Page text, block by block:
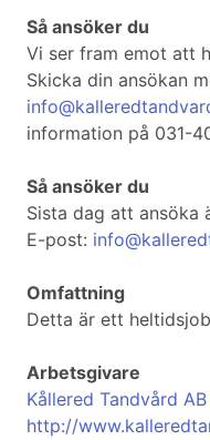
Så ansöker du
Vi ser fram emot att
Skicka din ansökan
information på 031-
Så ansöker du
Sista dag att ansöka
E-post:
Omfattning
Detta är ett
Arbetsgivare
Kållered Tandvård AB
http://